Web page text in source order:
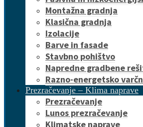
Montažna gradnja
Klasična gradnja
Izolacije
Barve in fasade
Stavbno pohištvo
Napredne gradbene
Razno-energetsko
Prezračevanje – Klima naprave
Prezračevanje
Lunos prezračevanje
Klimatske naprave